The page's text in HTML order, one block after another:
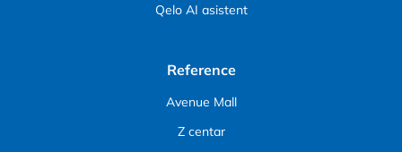
Qelo AI asistent
Reference
Avenue Mall
Z centar